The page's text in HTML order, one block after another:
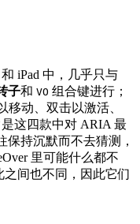
iPad 中，几乎只与
子和 VO 组合键进行；
动、双击以激活、
这四款中对 ARIA 最
持沉默而不去猜测，
里可能什么都不
之间也不同，因此它们